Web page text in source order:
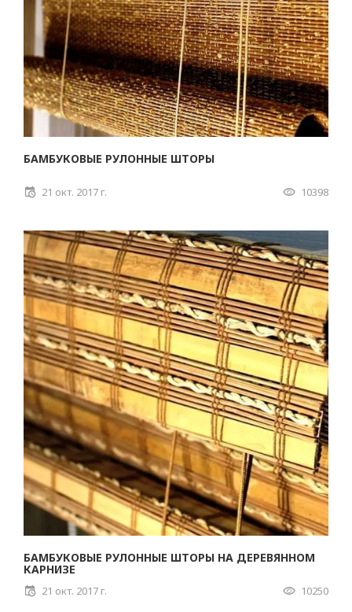
БАМБУКОВЫЕ РУЛОННЫЕ ШТОРЫ
21 окт. 2017 г. 10398
БАМБУКОВЫЕ РУЛОННЫЕ ШТОРЫ НА ДЕРЕВЯННОМ
КАРНИЗЕ
21 окт. 2017 г. 10250